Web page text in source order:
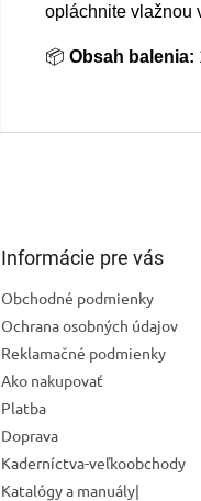
opláchnite vlažnou
📦 Obsah balenia:
Informácie pre vás
Obchodné podmienky
Ochrana osobných údajov
Reklamačné podmienky
Ako nakupovať
Platba
Doprava
Kaderníctva-veľkoobchody
Katalógy a manuály|